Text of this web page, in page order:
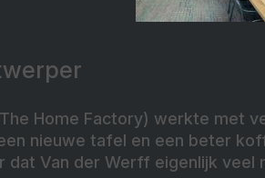
Home Factory) werkte met
nieuwe tafel en een beter
dat Van der Werff eigenlijk veel